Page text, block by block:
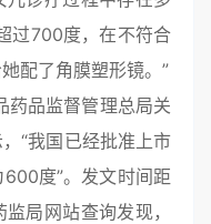
过700度，在不符合
配了角膜塑形镜。”
品监督管理总局关
“我国已经批准上市
度”。发文时间距
局网站查询发现，